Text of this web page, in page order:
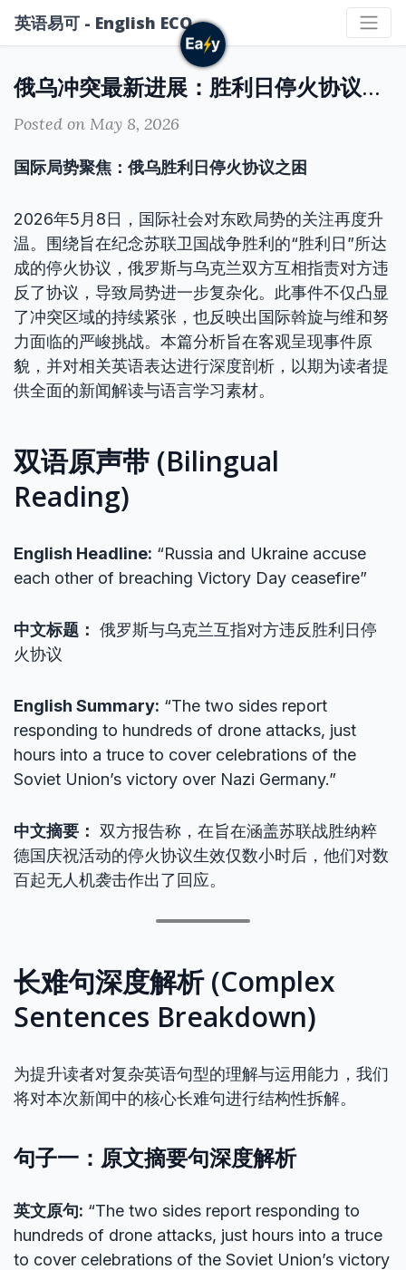
英语易可 - English ECO
俄乌冲突最新进展：胜利日停火协议遭双方互相指责破坏
Posted on May 8, 2026
国际局势聚焦：俄乌胜利日停火协议之困
2026年5月8日，国际社会对东欧局势的关注再度升
温。围绕旨在纪念苏联卫国战争胜利的“胜利日”所达
成的停火协议，俄罗斯与乌克兰双方互相指责对方违
反了协议，导致局势进一步复杂化。此事件不仅凸显
了冲突区域的持续紧张，也反映出国际斡旋与维和努
力面临的严峻挑战。本篇分析旨在客观呈现事件原
貌，并对相关英语表达进行深度剖析，以期为读者提
供全面的新闻解读与语言学习素材。
双语原声带 (Bilingual
Reading)
English Headline: “Russia and Ukraine accuse
each other of breaching Victory Day ceasefire”
中文标题： 俄罗斯与乌克兰互指对方违反胜利日停
火协议
English Summary: “The two sides report
responding to hundreds of drone attacks, just
hours into a truce to cover celebrations of the
Soviet Union’s victory over Nazi Germany.”
中文摘要：
双方报告称，在旨在涵盖苏联战胜纳粹
德国庆祝活动的停火协议生效仅数小时后，他们对数
百起无人机袭击作出了回应。
长难句深度解析 (Complex
Sentences Breakdown)
为提升读者对复杂英语句型的理解与运用能力，我们
将对本次新闻中的核心长难句进行结构性拆解。
句子一：原文摘要句深度解析
英文原句: “The two sides report responding to
hundreds of drone attacks, just hours into a truce
to cover celebrations of the Soviet Union’s victory